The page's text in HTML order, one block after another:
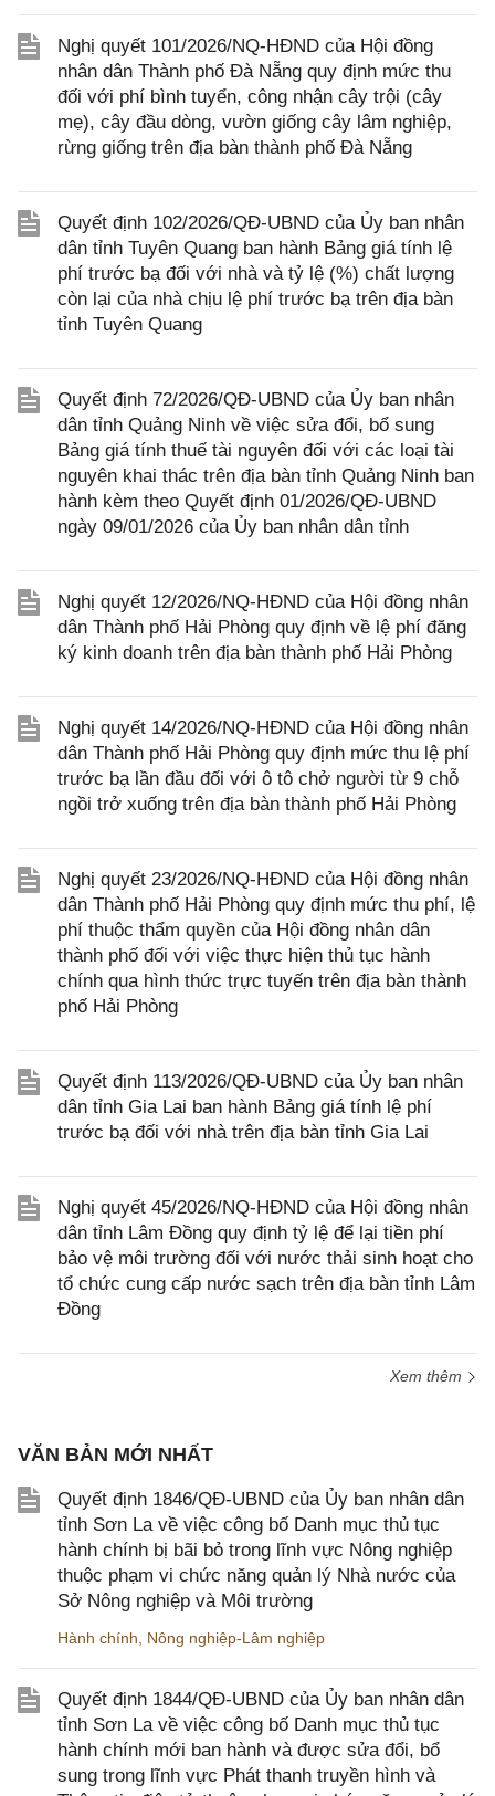
Nghị quyết 101/2026/NQ-HĐND của Hội đồng
nhân dân Thành phố Đà Nẵng quy định mức thu
đối với phí bình tuyển, công nhận cây trội (cây
mẹ), cây đầu dòng, vườn giống cây lâm nghiệp,
rừng giống trên địa bàn thành phố Đà Nẵng
Quyết định 102/2026/QĐ-UBND của Ủy ban nhân
dân tỉnh Tuyên Quang ban hành Bảng giá tính lệ
phí trước bạ đối với nhà và tỷ lệ (%) chất lượng
còn lại của nhà chịu lệ phí trước bạ trên địa bàn
tỉnh Tuyên Quang
Quyết định 72/2026/QĐ-UBND của Ủy ban nhân
dân tỉnh Quảng Ninh về việc sửa đổi, bổ sung
Bảng giá tính thuế tài nguyên đối với các loại tài
nguyên khai thác trên địa bàn tỉnh Quảng Ninh ban
hành kèm theo Quyết định 01/2026/QĐ-UBND
ngày 09/01/2026 của Ủy ban nhân dân tỉnh
Nghị quyết 12/2026/NQ-HĐND của Hội đồng nhân
dân Thành phố Hải Phòng quy định về lệ phí đăng
ký kinh doanh trên địa bàn thành phố Hải Phòng
Nghị quyết 14/2026/NQ-HĐND của Hội đồng nhân
dân Thành phố Hải Phòng quy định mức thu lệ phí
trước bạ lần đầu đối với ô tô chở người từ 9 chỗ
ngồi trở xuống trên địa bàn thành phố Hải Phòng
Nghị quyết 23/2026/NQ-HĐND của Hội đồng nhân
dân Thành phố Hải Phòng quy định mức thu phí, lệ
phí thuộc thẩm quyền của Hội đồng nhân dân
thành phố đối với việc thực hiện thủ tục hành
chính qua hình thức trực tuyến trên địa bàn thành
phố Hải Phòng
Quyết định 113/2026/QĐ-UBND của Ủy ban nhân
dân tỉnh Gia Lai ban hành Bảng giá tính lệ phí
trước bạ đối với nhà trên địa bàn tỉnh Gia Lai
Nghị quyết 45/2026/NQ-HĐND của Hội đồng nhân
dân tỉnh Lâm Đồng quy định tỷ lệ để lại tiền phí
bảo vệ môi trường đối với nước thải sinh hoạt cho
tổ chức cung cấp nước sạch trên địa bàn tỉnh Lâm
Đồng
Xem thêm
VĂN BẢN MỚI NHẤT
Quyết định 1846/QĐ-UBND của Ủy ban nhân dân
tỉnh Sơn La về việc công bố Danh mục thủ tục
hành chính bị bãi bỏ trong lĩnh vực Nông nghiệp
thuộc phạm vi chức năng quản lý Nhà nước của
Sở Nông nghiệp và Môi trường
Hành chính Nông nghiệp-Lâm nghiệp
Quyết định 1844/QĐ-UBND của Ủy ban nhân dân
tỉnh Sơn La về việc công bố Danh mục thủ tục
hành chính mới ban hành và được sửa đổi, bổ
sung trong lĩnh vực Phát thanh truyền hình và